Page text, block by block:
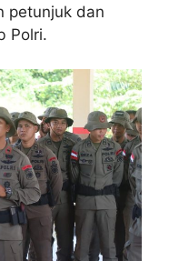
petunjuk dan
Polri.